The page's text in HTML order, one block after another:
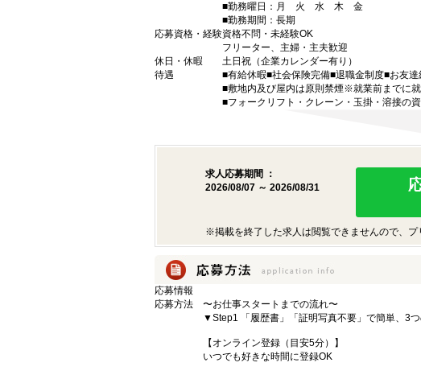
■勤務曜日：月 火 水 木 金
■勤務期間：長期
応募資格・経験資格不問・未経験OK
フリーター、主婦・主夫歓迎
休日・休暇
土日祝（企業カレンダー有り）
待遇
■有給休暇■社会保険完備■退職金制度■お友
■敷地内及び屋内は原則禁煙※就業前までに
■フォークリフト・クレーン・玉掛・溶接の
求人応募期間 ：
2026/08/07 ～ 2026/08/31
※掲載を終了した求人は閲覧できませんので、プ
応募情報
応募方法
〜お仕事スタートまでの流れ〜
▼Step1 「履歴書」「証明写真不要」で簡単、3つ
【オンライン登録（目安5分）】
いつでも好きな時間に登録OK